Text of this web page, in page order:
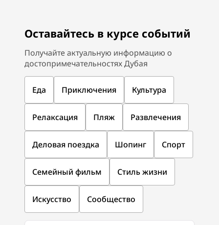
Оставайтесь в курсе событий
Получайте актуальную информацию о
достопримечательностях Дубая
Еда Приключения Культура
Релаксация Пляж Развлечения
Деловая поездка Шопинг Спорт
Семейный фильм Стиль жизни
Искусство Сообщество